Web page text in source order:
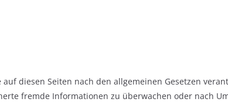
diesen Seiten nach den allgemeinen Gesetzen
fremde Informationen zu überwachen oder nach